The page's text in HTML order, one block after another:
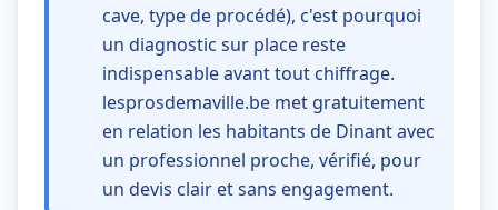
cave, type de procédé), c'est pourquoi
un diagnostic sur place reste
indispensable avant tout chiffrage.
lesprosdemaville.be met gratuitement
en relation les habitants de Dinant avec
un professionnel proche, vérifié, pour
un devis clair et sans engagement.